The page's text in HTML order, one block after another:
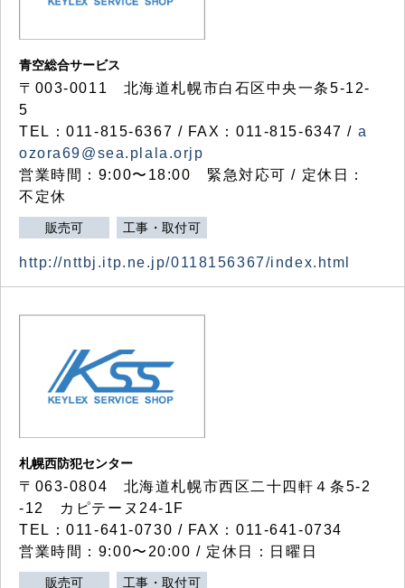
青空総合サービス
〒003-0011 北海道札幌市白石区中央一条5-12-
5
TEL：011-815-6367 / FAX：011-815-6347 / a
ozora69@sea.plala.orjp
営業時間：9:00〜18:00 緊急対応可 / 定休日：
不定休
販売可 工事・取付可
http://nttbj.itp.ne.jp/0118156367/index.html
札幌西防犯センター
〒063-0804 北海道札幌市西区二十四軒４条5-2
-12 カピテーヌ24-1F
TEL：011-641-0730 / FAX：011-641-0734
営業時間：9:00〜20:00 / 定休日：日曜日
販売可 工事・取付可